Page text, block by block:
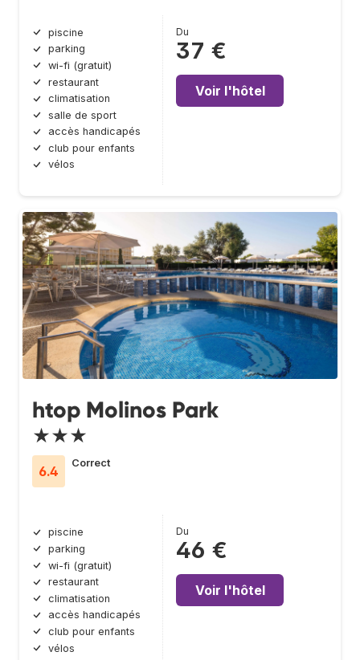
piscine
parking
wi-fi (gratuit)
restaurant
climatisation
salle de sport
accès handicapés
club pour enfants
vélos
Du
37 €
Voir l'hôtel
htop Molinos Park
★★★
6.4
Correct
piscine
parking
wi-fi (gratuit)
restaurant
climatisation
accès handicapés
club pour enfants
vélos
Du
46 €
Voir l'hôtel